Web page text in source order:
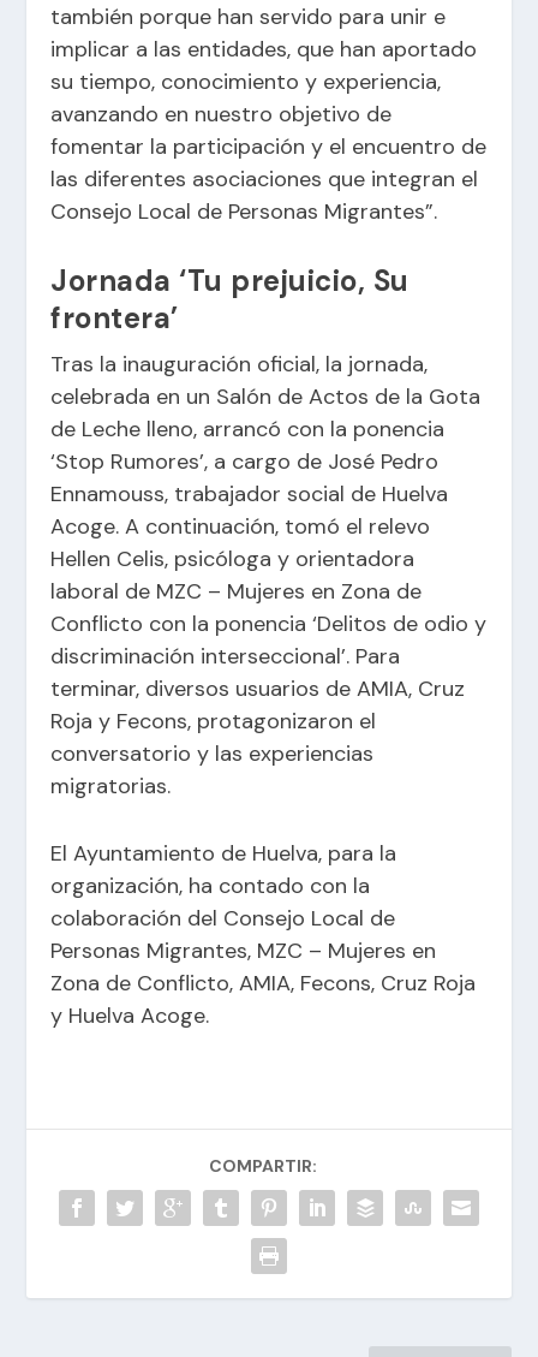
también porque han servido para unir e
implicar a las entidades, que han aportado
su tiempo, conocimiento y experiencia,
avanzando en nuestro objetivo de
fomentar la participación y el encuentro de
las diferentes asociaciones que integran el
Consejo Local de Personas Migrantes”.
Jornada ‘Tu prejuicio, Su
frontera’
Tras la inauguración oficial, la jornada,
celebrada en un Salón de Actos de la Gota
de Leche lleno, arrancó con la ponencia
‘Stop Rumores’, a cargo de José Pedro
Ennamouss, trabajador social de Huelva
Acoge. A continuación, tomó el relevo
Hellen Celis, psicóloga y orientadora
laboral de MZC – Mujeres en Zona de
Conflicto con la ponencia ‘Delitos de odio y
discriminación interseccional’. Para
terminar, diversos usuarios de AMIA, Cruz
Roja y Fecons, protagonizaron el
conversatorio y las experiencias
migratorias.
El Ayuntamiento de Huelva, para la
organización, ha contado con la
colaboración del Consejo Local de
Personas Migrantes, MZC – Mujeres en
Zona de Conflicto, AMIA, Fecons, Cruz Roja
y Huelva Acoge.
COMPARTIR: